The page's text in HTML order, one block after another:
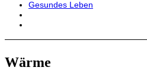
Gesundes Leben
Wärme